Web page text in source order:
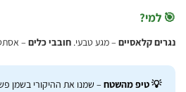
קלאסיים– מגע טבעי.חובבי כלים– אסתטיקה.
טיפ מהשטח– שמנו את ההיקורי בשמן פשתן